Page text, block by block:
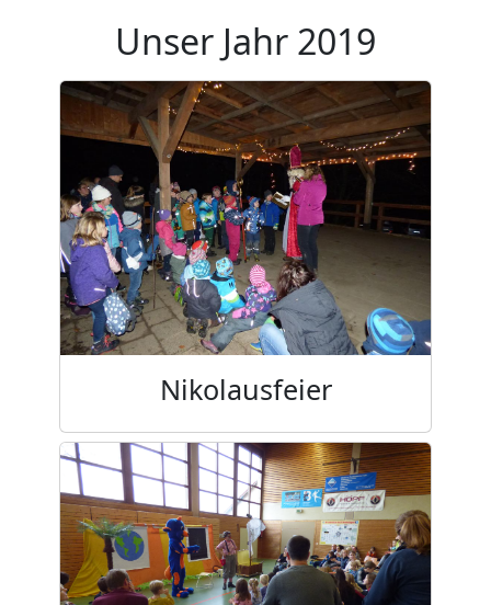
Unser Jahr 2019
Nikolausfeier